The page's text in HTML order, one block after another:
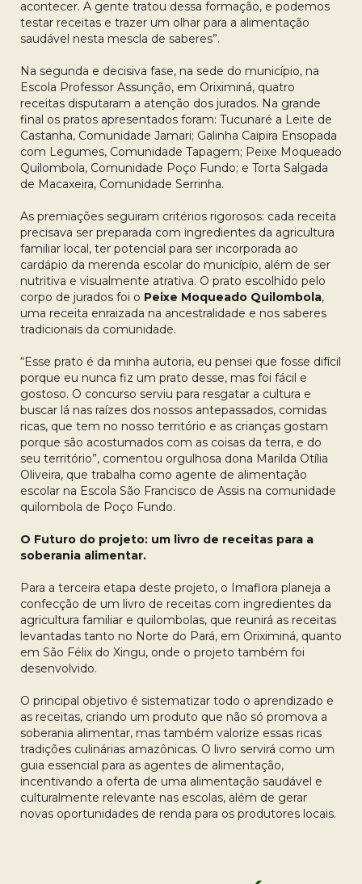
acontecer. A gente tratou dessa formação, e podemos
testar receitas e trazer um olhar para a alimentação
saudável nesta mescla de saberes”.
Na segunda e decisiva fase, na sede do município, na
Escola Professor Assunção, em Oriximiná, quatro
receitas disputaram a atenção dos jurados. Na grande
final os pratos apresentados foram: Tucunaré a Leite de
Castanha, Comunidade Jamari; Galinha Caipira Ensopada
com Legumes, Comunidade Tapagem; Peixe Moqueado
Quilombola, Comunidade Poço Fundo; e Torta Salgada
de Macaxeira, Comunidade Serrinha.
As premiações seguiram critérios rigorosos: cada receita
precisava ser preparada com ingredientes da agricultura
familiar local, ter potencial para ser incorporada ao
cardápio da merenda escolar do município, além de ser
nutritiva e visualmente atrativa. O prato escolhido pelo
corpo de jurados foi o Peixe Moqueado Quilombola,
uma receita enraizada na ancestralidade e nos saberes
tradicionais da comunidade.
“Esse prato é da minha autoria, eu pensei que fosse difícil
porque eu nunca fiz um prato desse, mas foi fácil e
gostoso. O concurso serviu para resgatar a cultura e
buscar lá nas raízes dos nossos antepassados, comidas
ricas, que tem no nosso território e as crianças gostam
porque são acostumados com as coisas da terra, e do
seu território”, comentou orgulhosa dona Marilda Otília
Oliveira, que trabalha como agente de alimentação
escolar na Escola São Francisco de Assis na comunidade
quilombola de Poço Fundo.
O Futuro do projeto: um livro de receitas para a
soberania alimentar.
Para a terceira etapa deste projeto, o Imaflora planeja a
confecção de um livro de receitas com ingredientes da
agricultura familiar e quilombolas, que reunirá as receitas
levantadas tanto no Norte do Pará, em Oriximiná, quanto
em São Félix do Xingu, onde o projeto também foi
desenvolvido.
O principal objetivo é sistematizar todo o aprendizado e
as receitas, criando um produto que não só promova a
soberania alimentar, mas também valorize essas ricas
tradições culinárias amazônicas. O livro servirá como um
guia essencial para as agentes de alimentação,
incentivando a oferta de uma alimentação saudável e
culturalmente relevante nas escolas, além de gerar
novas oportunidades de renda para os produtores locais.